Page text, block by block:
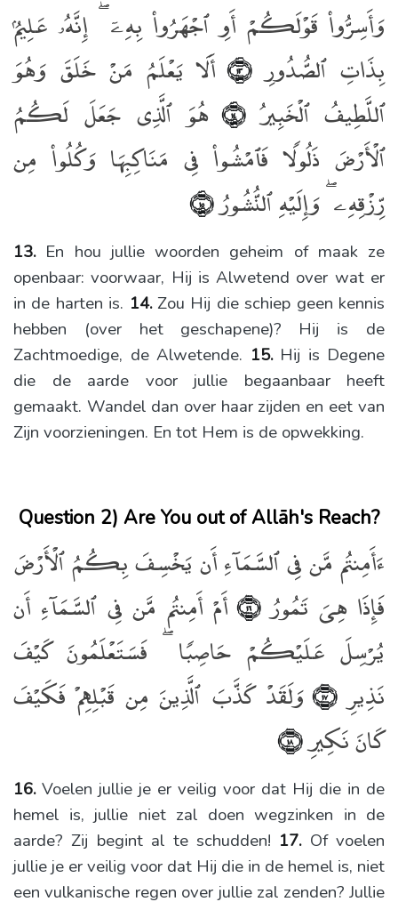
13. En hou jullie woorden geheim of maak ze
openbaar: voorwaar, Hij is Alwetend over wat er
in de harten is. 14. Zou Hij die schiep geen kennis
hebben (over het geschapene)? Hij is de
Zachtmoedige, de Alwetende. 15. Hij is Degene
die de aarde voor jullie begaanbaar heeft
gemaakt. Wandel dan over haar zijden en eet van
Zijn voorzieningen. En tot Hem is de opwekking.
وَأَسِرُّوا۟ قَوْلَكُمْ أَوِ ٱجْهَرُوا۟ بِهِۦٓ ۖ إِنَّهُۥ عَلِيمٌۢ
بِذَاتِ ٱلصُّدُورِ﴿١٣﴾
أَلَا يَعْلَمُ مَنْ خَلَقَ وَهُوَ
ٱللَّطِيفُ ٱلْخَبِيرُ﴿١٤﴾
هُوَ ٱلَّذِى جَعَلَ لَكُمُ
ٱلْأَرْضَ ذَلُولًۭا فَٱمْشُوا۟ فِى مَنَاكِبِهَا وَكُلُوا۟ مِن
رِّزْقِهِۦ ۖ وَإِلَيْهِ ٱلنُّشُورُ﴿١٥﴾
Question 2) Are You out of Allāh's Reach?
16. Voelen jullie je er veilig voor dat Hij die in de
hemel is, jullie niet zal doen wegzinken in de
aarde? Zij begint al te schudden! 17. Of voelen
jullie je er veilig voor dat Hij die in de hemel is, niet
een vulkanische regen over jullie zal zenden? Jullie
ءَأَمِنتُم مَّن فِى ٱلسَّمَآءِ أَن يَخْسِفَ بِكُمُ ٱلْأَرْضَ
فَإِذَا هِىَ تَمُورُ﴿١٦﴾
أَمْ أَمِنتُم مَّن فِى ٱلسَّمَآءِ أَن
يُرْسِلَ عَلَيْكُمْ حَاصِبًۭا ۖ فَسَتَعْلَمُونَ كَيْفَ
نَذِيرِ﴿١٧﴾
وَلَقَدْ كَذَّبَ ٱلَّذِينَ مِن قَبْلِهِمْ فَكَيْفَ
كَانَ نَكِيرِ﴿١٨﴾